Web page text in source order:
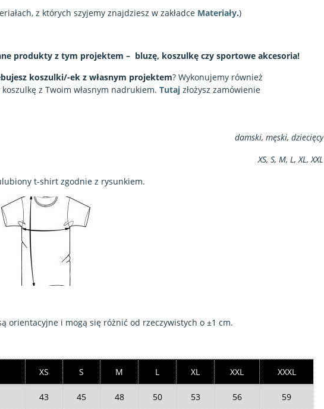
z których szyjemy znajdziesz w zakładce Materiały.)
produkty z tym projektem – bluzę, koszulkę czy sportowe akcesoria!
koszulki/-ek z własnym projektem? Wykonujemy również
z Twoim własnym nadrukiem.Tutaj złożysz zamówienie
damski, męski, dziecięcy
XS, S, M, L, XL, XXL
t-shirt zgodnie z rysunkiem.
orientacyjne i mogą się różnić od rzeczywistych o ±1 cm.
XS S M L XL XXL XXXL
43 45 48 50 53 56 59